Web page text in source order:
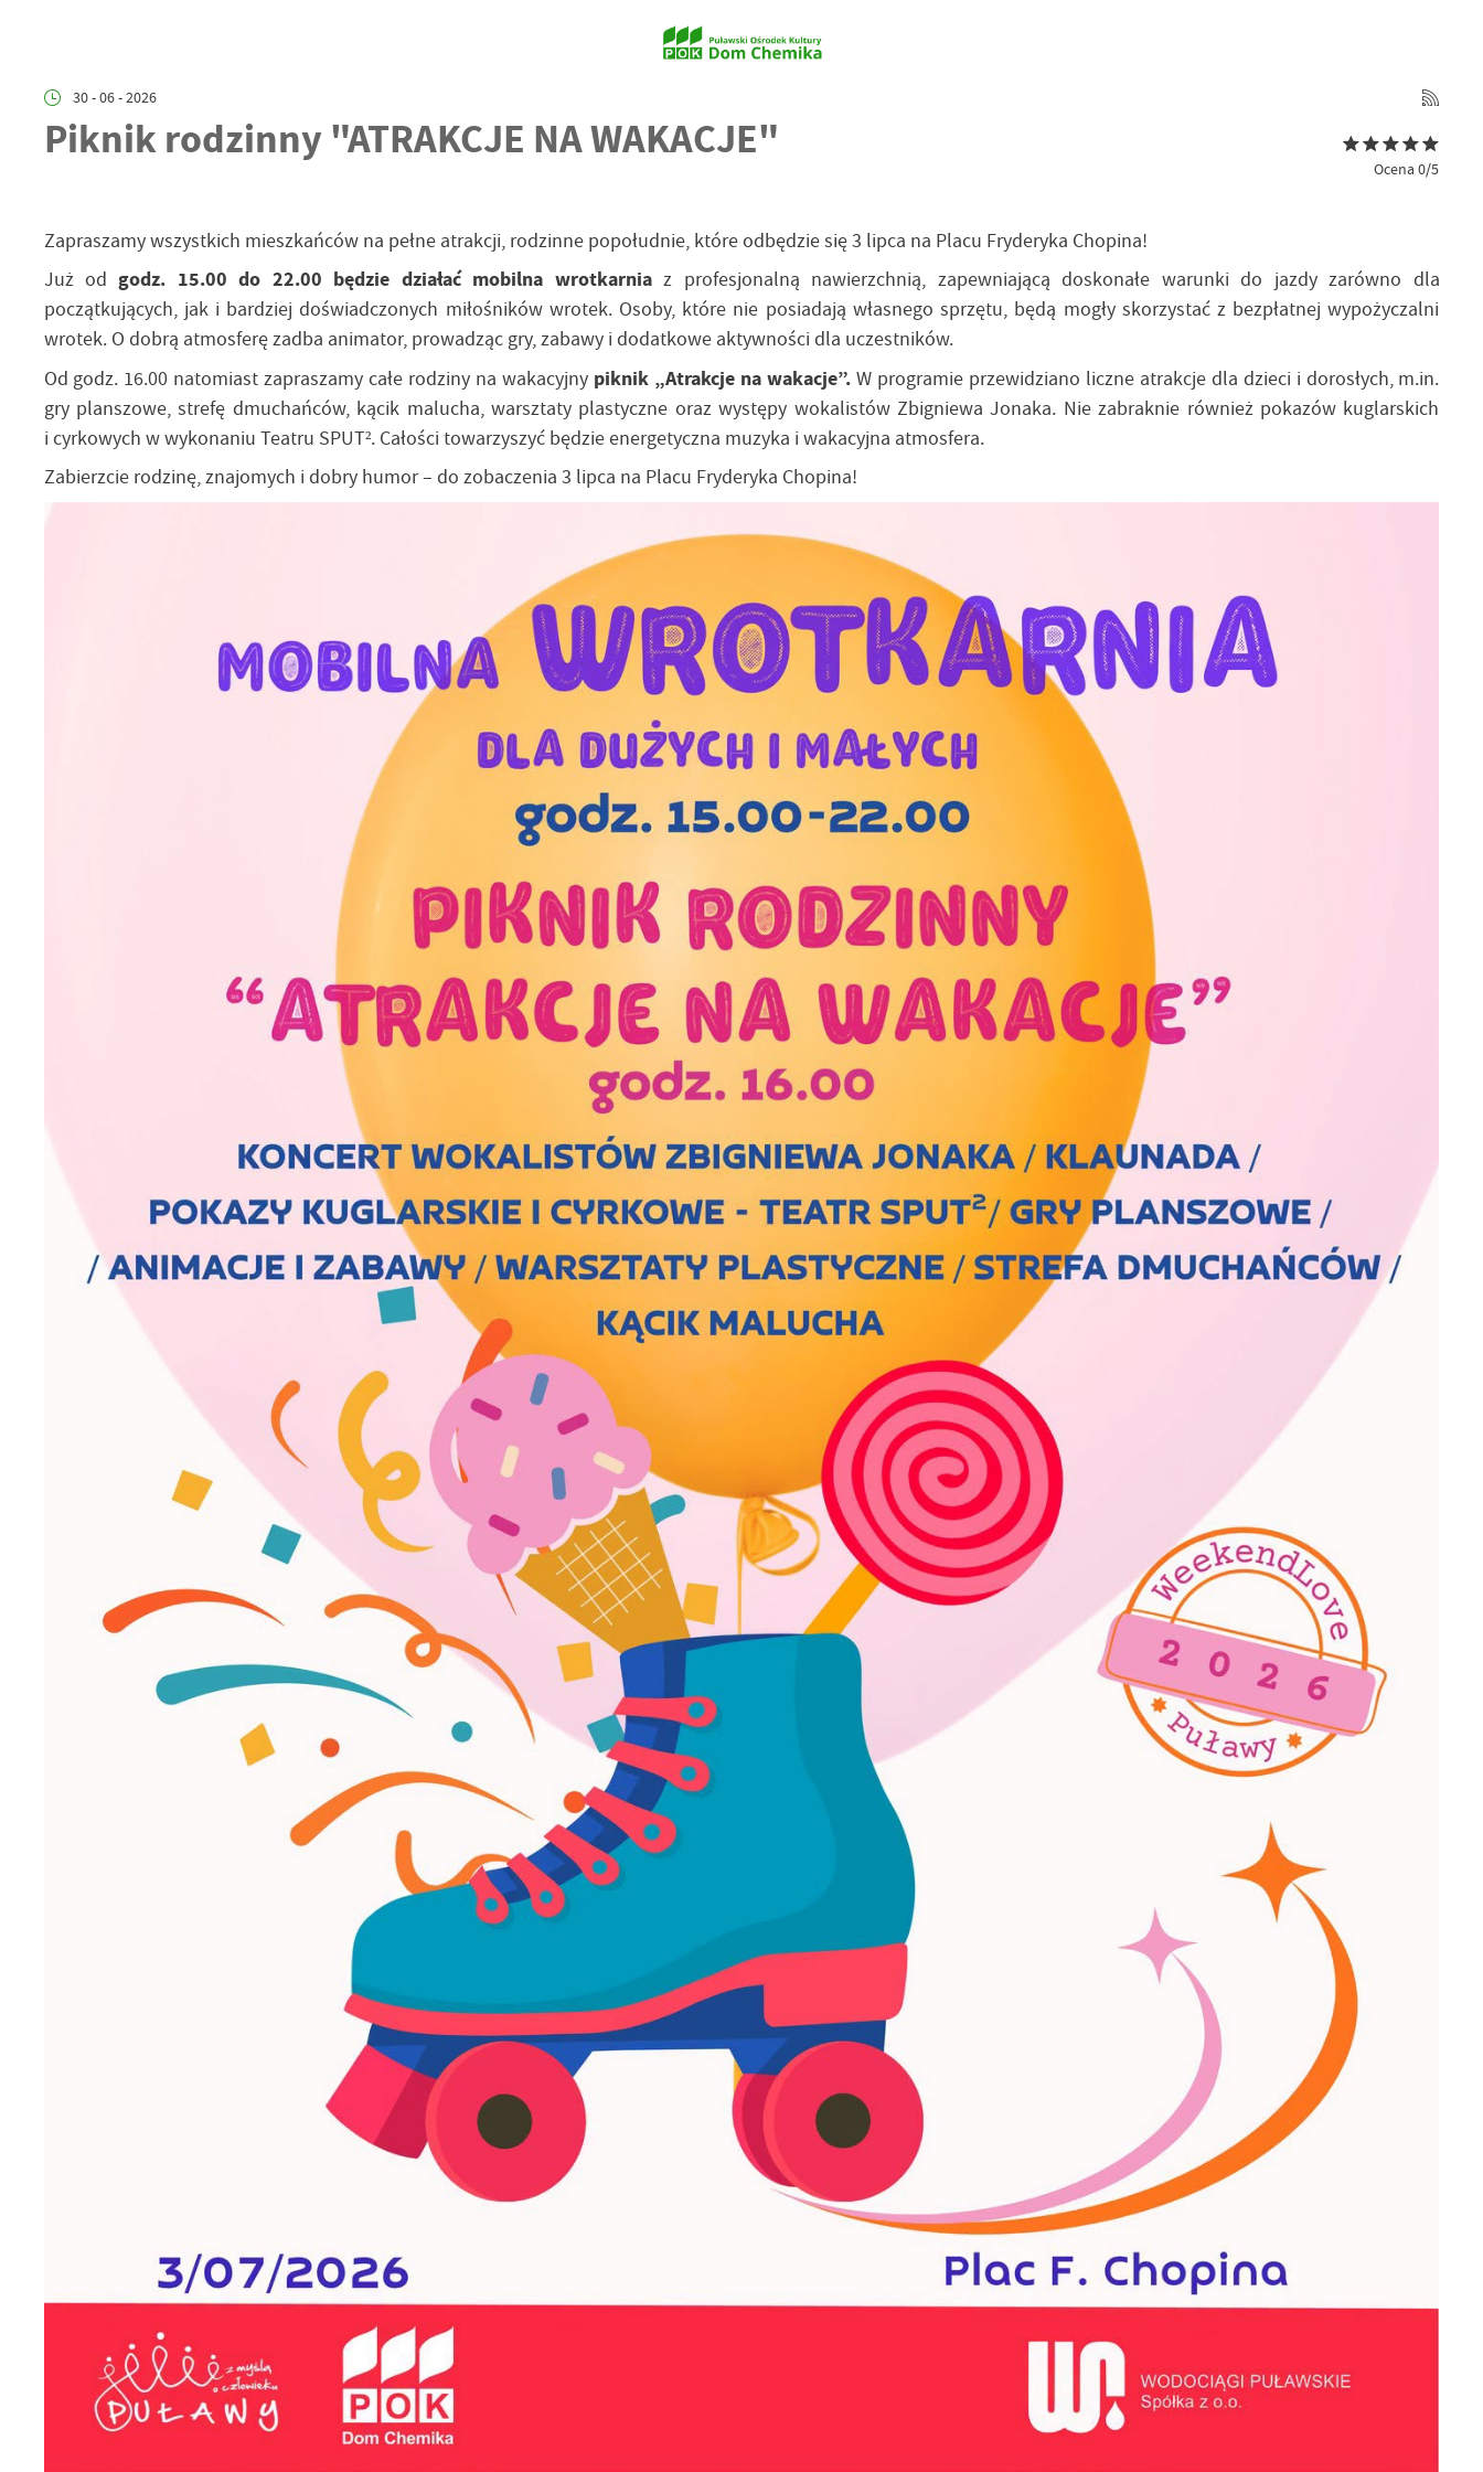
30 - 06 - 2026
Piknik rodzinny "ATRAKCJE NA WAKACJE"
Ocena 0/5
Zapraszamy wszystkich mieszkańców na pełne atrakcji, rodzinne popołudnie, które odbędzie się 3 lipca na Placu Fryderyka Chopina!
Już od godz. 15.00 do 22.00 będzie działać mobilna wrotkarniaz profesjonalną nawierzchnią, zapewniającą doskonałe warunki do jazdy zarówno dla
początkujących, jak i bardziej doświadczonych miłośników wrotek. Osoby, które nie posiadają własnego sprzętu, będą mogły skorzystać z bezpłatnej wypożyczalni
wrotek. O dobrą atmosferę zadba animator, prowadząc gry, zabawy i dodatkowe aktywności dla uczestników.
Od godz. 16.00 natomiast zapraszamy całe rodziny na wakacyjny piknik „Atrakcje na wakacje”.W programie przewidziano liczne atrakcje dla dzieci i dorosłych, m.in.
gry planszowe, strefę dmuchańców, kącik malucha, warsztaty plastyczne oraz występy wokalistów Zbigniewa Jonaka. Nie zabraknie również pokazów kuglarskich
i cyrkowych w wykonaniu Teatru SPUT². Całości towarzyszyć będzie energetyczna muzyka i wakacyjna atmosfera.
Zabierzcie rodzinę, znajomych i dobry humor – do zobaczenia 3 lipca na Placu Fryderyka Chopina!